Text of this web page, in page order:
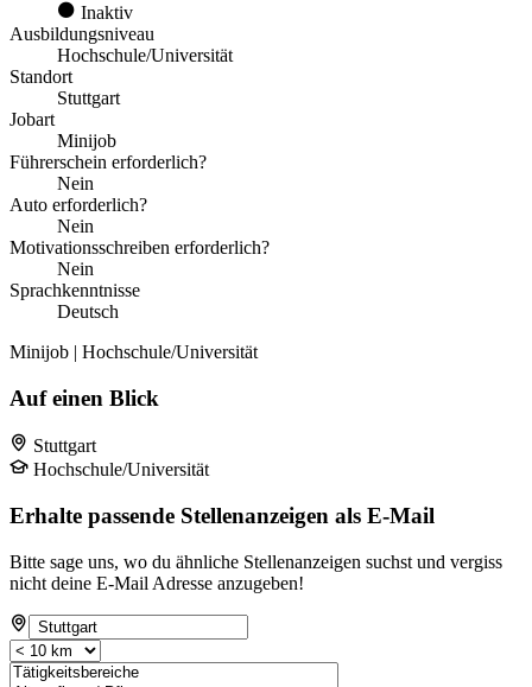
Inaktiv
Ausbildungsniveau
Hochschule/Universität
Standort
Stuttgart
Jobart
Minijob
Führerschein erforderlich?
Nein
Auto erforderlich?
Nein
Motivationsschreiben erforderlich?
Nein
Sprachkenntnisse
Deutsch
Minijob | Hochschule/Universität
Auf einen Blick
Stuttgart
Hochschule/Universität
Erhalte passende Stellenanzeigen als E-Mail
Bitte sage uns, wo du ähnliche Stellenanzeigen suchst und vergiss
nicht deine E-Mail Adresse anzugeben!